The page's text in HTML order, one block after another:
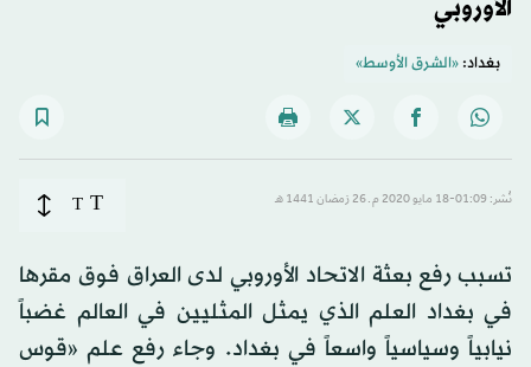
الأوروبي
بغداد:«الشرق الأوسط»
نُشر: 01:09-18 مايو 2020 م ـ 26 رَمضان 1441 هـ T
T
تسبب رفع بعثة الاتحاد الأوروبي لدى العراق فوق مقرها
في بغداد العلم الذي يمثل المثليين في العالم غضباً
نيابياً وسياسياً واسعاً في بغداد. وجاء رفع علم «قوس